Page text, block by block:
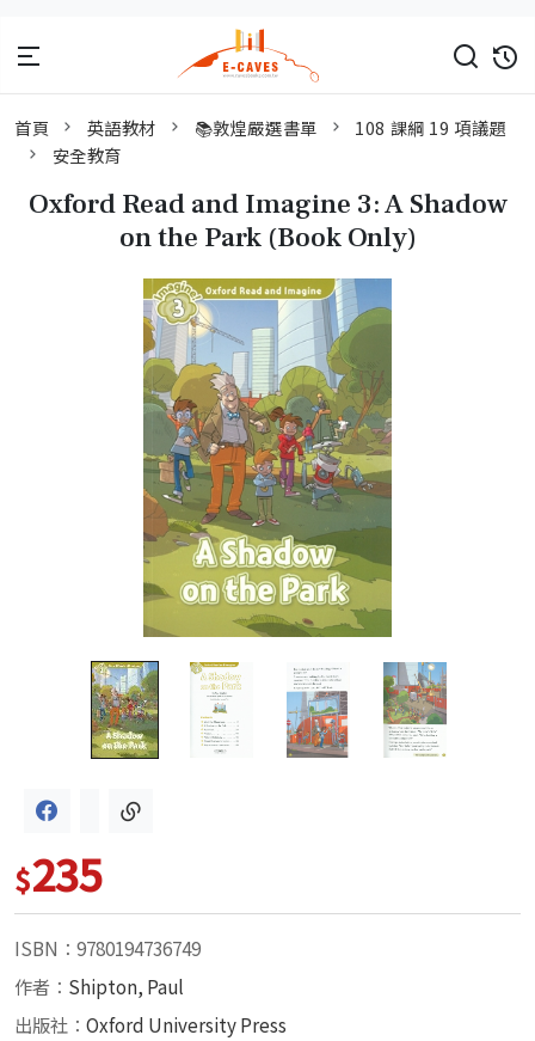
首頁 英語教材 📚敦煌嚴選書單
108 課綱 19 項議題
安全教育
Oxford Read and Imagine 3: A Shadow
on the Park (Book Only)
$235
ISBN：9780194736749
作者： Shipton, Paul
出版社： Oxford University Press